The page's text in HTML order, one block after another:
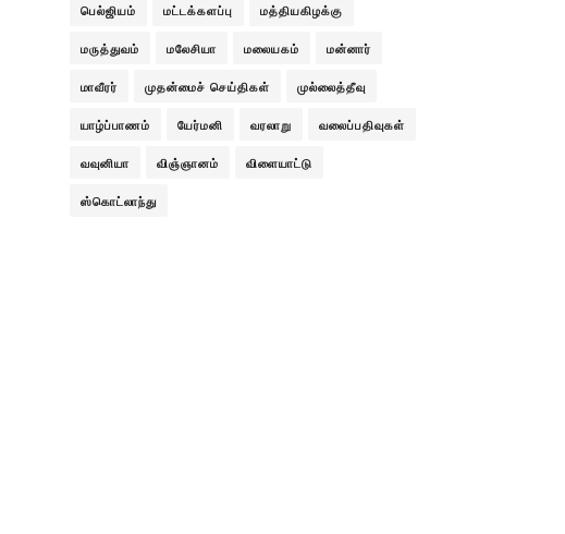
பெல்ஜியம் மட்டக்களப்பு மத்தியகிழக்கு
மருத்துவம் மலேசியா மலையகம் மன்னார்
மாவீரர் முதன்மைச் செய்திகள் முல்லைத்தீவு
யாழ்ப்பாணம் யேர்மனி வரலாறு வலைப்பதிவுகள்
வவுனியா விஞ்ஞானம் விளையாட்டு
ஸ்கொட்லாந்து